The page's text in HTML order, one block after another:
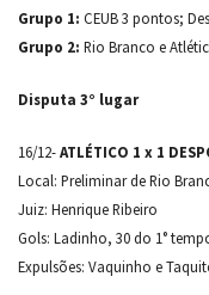
Grupo 1: CEUB 3 pontos;
Grupo 2: Rio Branco e
Disputa 3° lugar
16/12-ATLÉTICO 1 x 1
Local: Preliminar de Rio
Juiz: Henrique Ribeiro
Gols: Ladinho, 30 do 1°
Expulsões: Vaquinho e